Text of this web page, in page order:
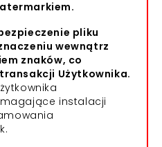
pliku
wewnątrz
znaków, co
Użytkownika.
instalacji